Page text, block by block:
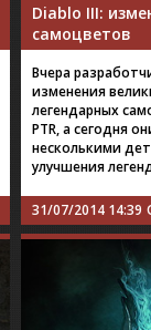
Diablo III:
самоцветов
Вчера
изменения
легендарных
PTR, а сегодня
несколькими
улучшения
31/07/2014 14:39